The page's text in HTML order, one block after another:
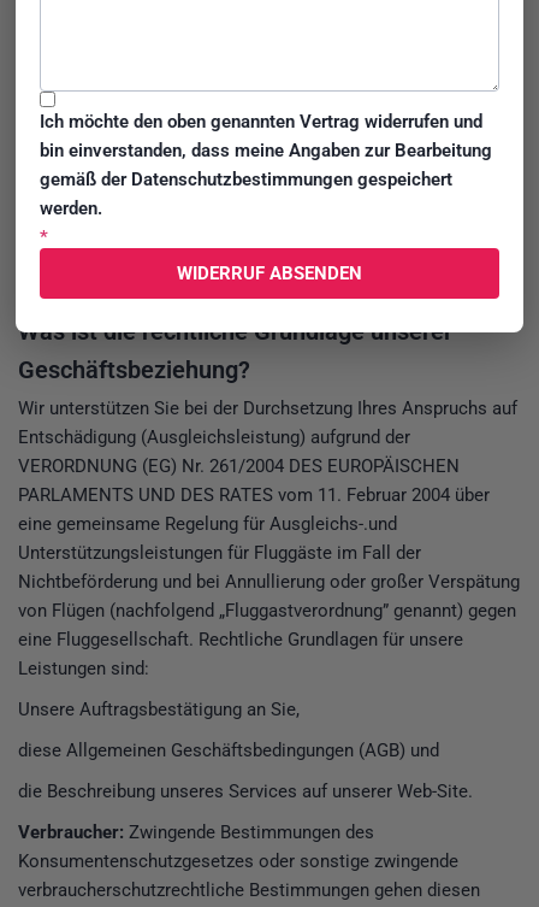
Klarheit und Fairness sind das Fundament aller guten
Geschäftsbeziehungen. Informieren Sie sich über Themen wie:
Die Rechtsgrundlagen unserer Vereinbarung und wie unsere
Vereinbarung geschlossen wird.
1. Vertragsgegenstand und
Rechtsgrundlage
Was ist die rechtliche Grundlage unserer
Geschäftsbeziehung?
Wir unterstützen Sie bei der Durchsetzung Ihres Anspruchs auf
Entschädigung (Ausgleichsleistung) aufgrund der
VERORDNUNG (EG) Nr. 261/2004 DES EUROPÄISCHEN
PARLAMENTS UND DES RATES vom 11. Februar 2004 über
eine gemeinsame Regelung für Ausgleichs-.und
Unterstützungsleistungen für Fluggäste im Fall der
Nichtbeförderung und bei Annullierung oder großer Verspätung
von Flügen (nachfolgend „Fluggastverordnung” genannt) gegen
eine Fluggesellschaft. Rechtliche Grundlagen für unsere
Leistungen sind:
Unsere Auftragsbestätigung an Sie,
diese Allgemeinen Geschäftsbedingungen (AGB) und
die Beschreibung unseres Services auf unserer Web-Site.
Verbraucher: Zwingende Bestimmungen des
Konsumentenschutzgesetzes oder sonstige zwingende
verbraucherschutzrechtliche Bestimmungen gehen diesen
Ich möchte den oben genannten Vertrag widerrufen und
bin einverstanden, dass meine Angaben zur Bearbeitung
gemäß der Datenschutzbestimmungen gespeichert
werden.
*
WIDERRUF ABSENDEN